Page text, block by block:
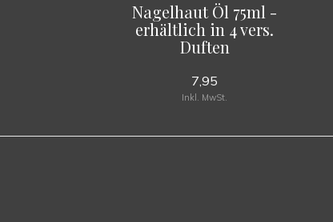
Nagelhaut Öl 75ml -
erhältlich in 4 vers.
Duften
7,95
Inkl. MwSt.